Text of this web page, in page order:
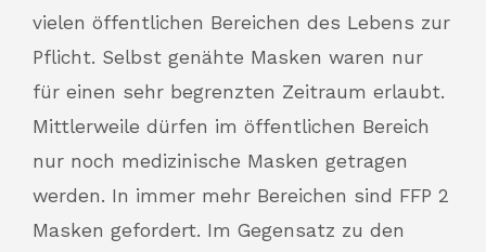
vielen öffentlichen Bereichen des Lebens zur
Pflicht. Selbst genähte Masken waren nur
für einen sehr begrenzten Zeitraum erlaubt.
Mittlerweile dürfen im öffentlichen Bereich
nur noch medizinische Masken getragen
werden. In immer mehr Bereichen sind FFP 2
Masken gefordert. Im Gegensatz zu den